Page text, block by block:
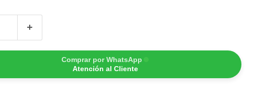
Comprar por WhatsApp
Atención al Cliente